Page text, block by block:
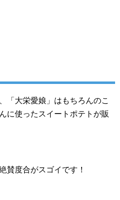
「大栄愛娘」はもちろんのこ
に使ったスイートポテトが販
賛度合がスゴイです！